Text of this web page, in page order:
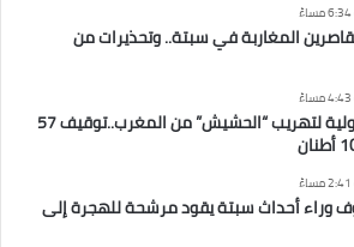
المغاربة في سبتة.. وتحذيرات من
إسبانيا تفكك شبكة دولية لتهريب “الحشيش” من المغرب..توقيف 57
وراء أحداث سبتة يقود مرشحة للهجرة إلى